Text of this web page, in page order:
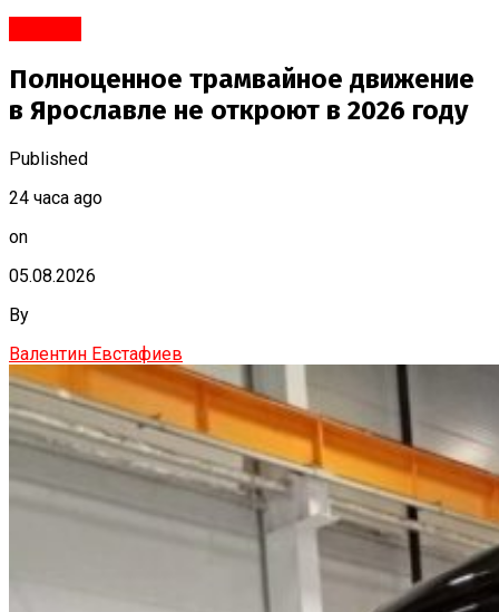
Полноценное трамвайное движение
в Ярославле не откроют в 2026 году
Published
24 часа ago
on
05.08.2026
By
Валентин Евстафиев